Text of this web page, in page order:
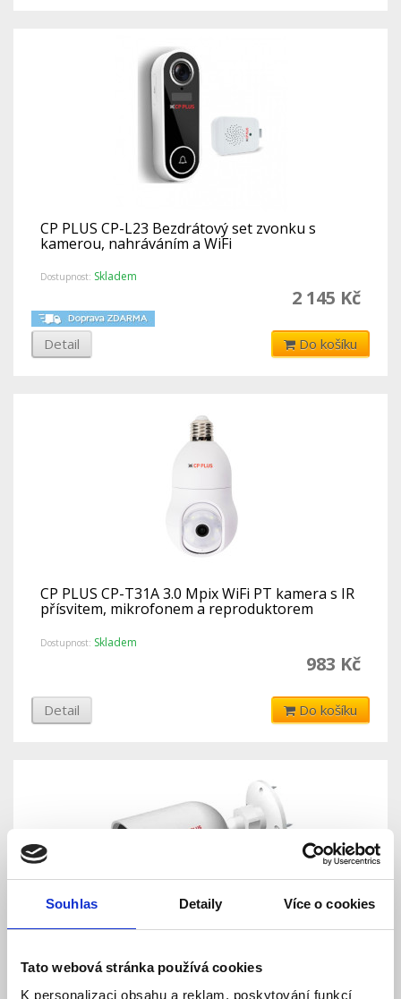
Souhlas Detaily Více o cookies
Tato webová stránka používá cookies
K personalizaci obsahu a reklam, poskytování funkcí
CP PLUS CP-L23 Bezdrátový set zvonku s
kamerou, nahráváním a WiFi
Dostupnost: Skladem
2 145 Kč
Detail Do košíku
CP PLUS CP-T31A 3.0 Mpix WiFi PT kamera s IR
přísvitem, mikrofonem a reproduktorem
Dostupnost: Skladem
983 Kč
Detail Do košíku
CP PLUS CP-V41A 4.0 Mpix venkovní IP kamera
s IR přísvitem, WiFi a mikrofonem